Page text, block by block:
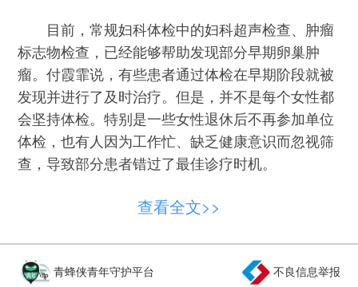
目前，常规妇科体检中的妇科超声检查、肿瘤
标志物检查，已经能够帮助发现部分早期卵巢肿
瘤。付霞霏说，有些患者通过体检在早期阶段就被
发现并进行了及时治疗。但是，并不是每个女性都
会坚持体检。特别是一些女性退休后不再参加单位
体检，也有人因为工作忙、缺乏健康意识而忽视筛
查，导致部分患者错过了最佳诊疗时机。
卵巢癌高发年龄主要集中在40岁至60岁，但并
生育力保护越来越受到关注。”付霞霏表示，是否保
留生育功能，需要妇科、肿瘤科、生殖医学等多学
查看全文>>
青蜂侠青年守护平台 不良信息举报